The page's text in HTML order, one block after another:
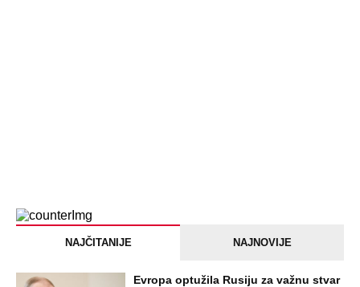
NAJČITANIJE NAJNOVIJE
Evropa optužila Rusiju za važnu stvar